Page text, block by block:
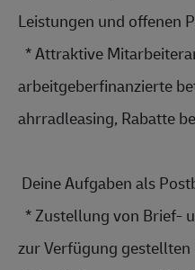
Leistungen und offenen
  * Attraktive
arbeitgeberfinanzierte
ahrradleasing, Rabatte
Deine Aufgaben als
zur Verfügung